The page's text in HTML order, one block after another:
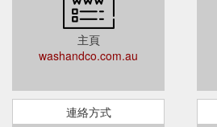
主頁
washandco.com.au
連絡方式